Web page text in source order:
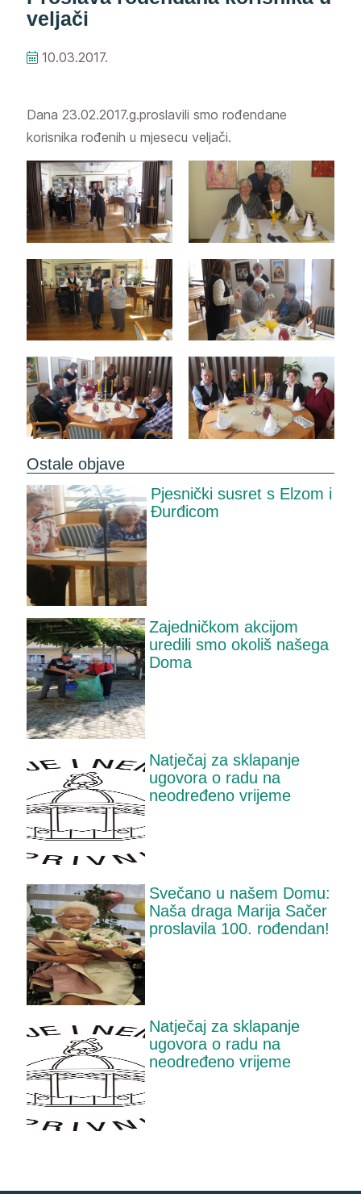
veljači
10.03.2017.
Dana 23.02.2017.g.proslavili smo rođendane
korisnika rođenih u mjesecu veljači.
Ostale objave
Pjesnički susret s Elzom i
Đurđicom
Zajedničkom akcijom
uredili smo okoliš našega
Doma
Natječaj za sklapanje
ugovora o radu na
neodređeno vrijeme
Svečano u našem Domu:
Naša draga Marija Sačer
proslavila 100. rođendan!
Natječaj za sklapanje
ugovora o radu na
neodređeno vrijeme